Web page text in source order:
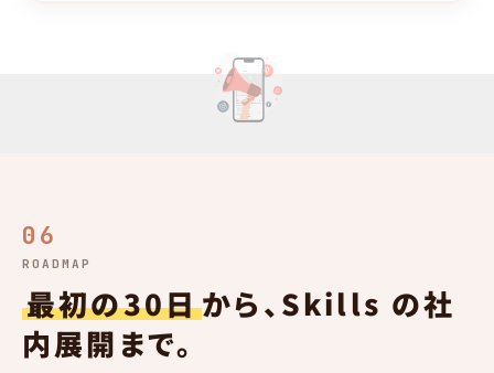
06
ROADMAP
最初の30日から、Skills の社
内展開まで。